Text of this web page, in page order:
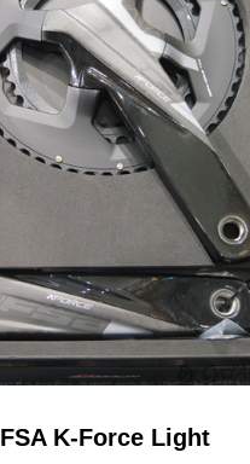
FSA K-Force Light